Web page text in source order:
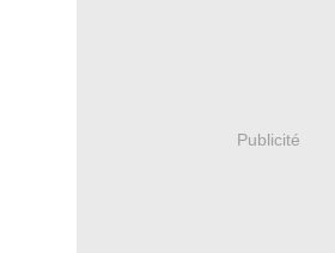
Publicité